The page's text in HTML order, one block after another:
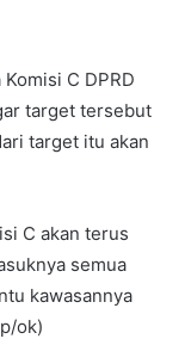
C DPRD
target tersebut
target itu akan
C akan terus
semua
kawasannya
ok)